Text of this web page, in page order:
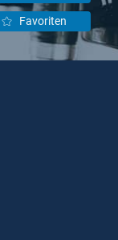
Favoriten